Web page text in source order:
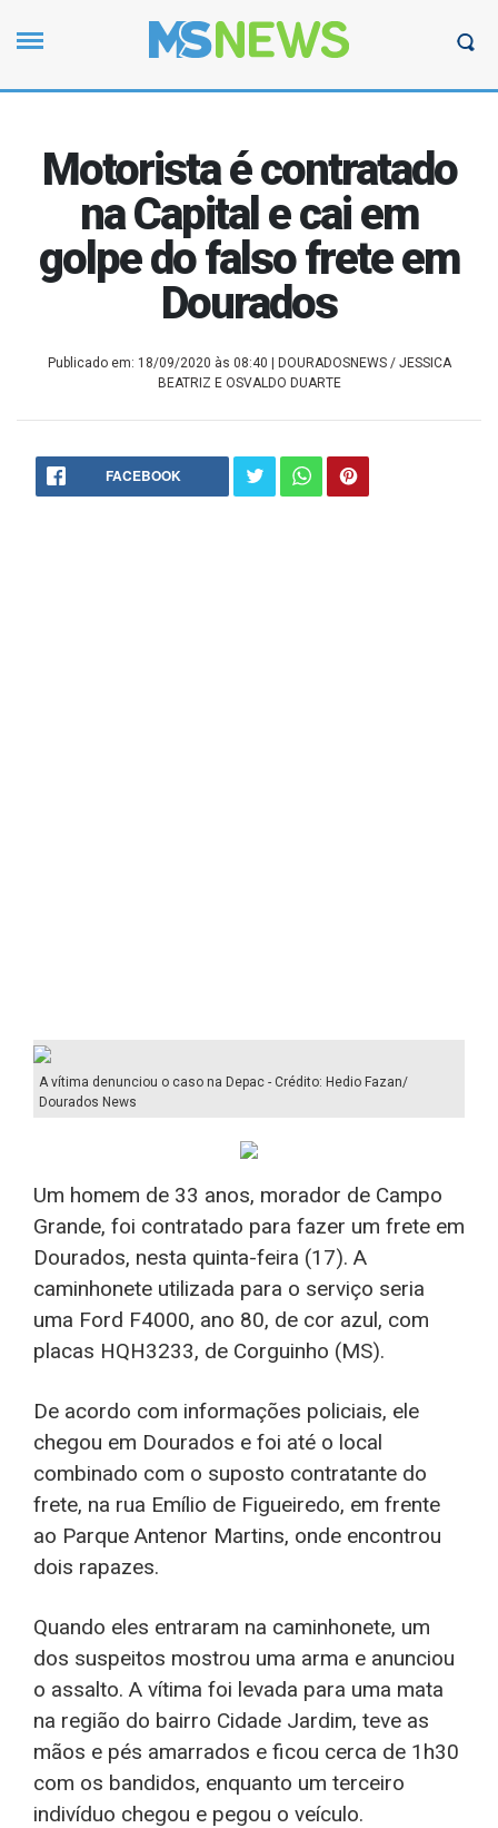
Motorista é contratado
na Capital e cai em
golpe do falso frete em
Dourados
Publicado em: 18/09/2020 às 08:40
| DOURADOSNEWS / JESSICA
BEATRIZ E OSVALDO DUARTE
FACEBOOK
A vítima denunciou o caso na Depac - Crédito: Hedio Fazan/
Dourados News
Um homem de 33 anos, morador de Campo
Grande, foi contratado para fazer um frete em
Dourados, nesta quinta-feira (17). A
caminhonete utilizada para o serviço seria
uma Ford F4000, ano 80, de cor azul, com
placas HQH3233, de Corguinho (MS).
De acordo com informações policiais, ele
chegou em Dourados e foi até o local
combinado com o suposto contratante do
frete, na rua Emílio de Figueiredo, em frente
ao Parque Antenor Martins, onde encontrou
dois rapazes.
Quando eles entraram na caminhonete, um
dos suspeitos mostrou uma arma e anunciou
o assalto. A vítima foi levada para uma mata
na região do bairro Cidade Jardim, teve as
mãos e pés amarrados e ficou cerca de 1h30
com os bandidos, enquanto um terceiro
indivíduo chegou e pegou o veículo.